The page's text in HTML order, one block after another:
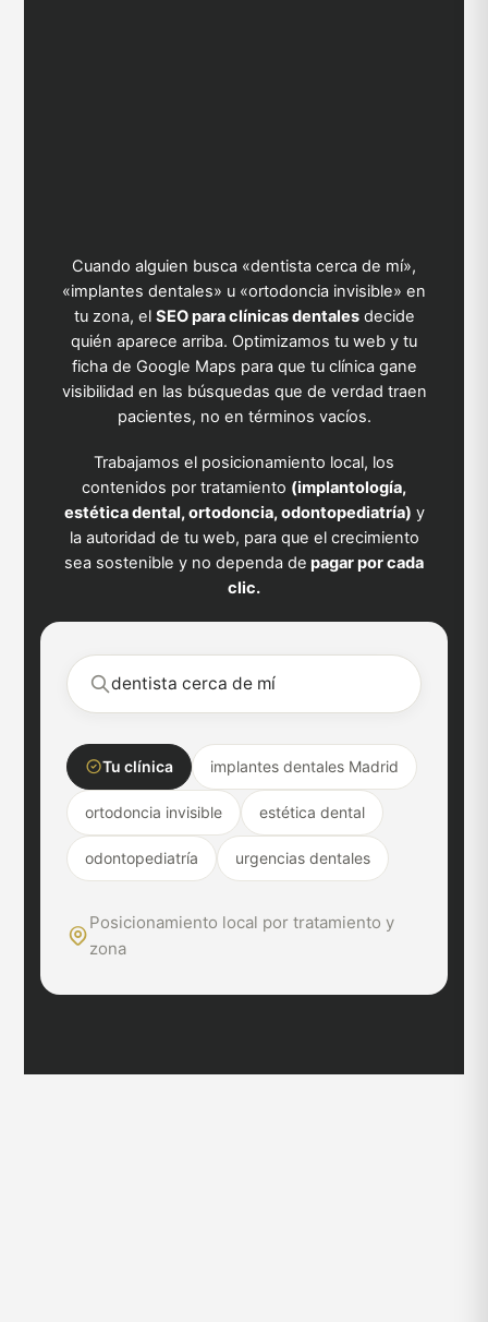
Cuando alguien busca «dentista cerca de mí»,
«implantes dentales» u «ortodoncia invisible» en
tu zona, el SEO para clínicas dentalesdecide
quién aparece arriba. Optimizamos tu web y tu
ficha de Google Maps para que tu clínica gane
visibilidad en las búsquedas que de verdad traen
pacientes, no en términos vacíos.
Trabajamos el posicionamiento local, los
contenidos por tratamiento (implantología,
estética dental, ortodoncia, odontopediatría) y
la autoridad de tu web, para que el crecimiento
sea sostenible y no dependa de pagar por cada
clic.
dentista cerca de mí
Tu clínica implantes dentales Madrid
ortodoncia invisible estética dental
odontopediatría urgencias dentales
Posicionamiento local por tratamiento y
zona